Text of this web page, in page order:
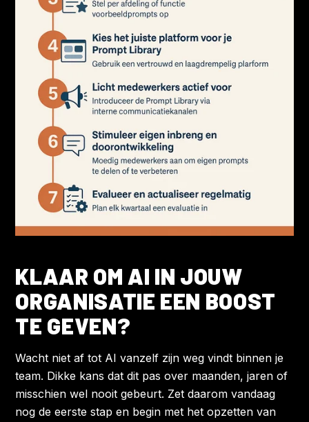
KLAAR OM AI IN JOUW
ORGANISATIE EEN BOOST
TE GEVEN?
Wacht niet af tot AI vanzelf zijn weg vindt binnen je
team. Dikke kans dat dit pas over maanden, jaren of
misschien wel nooit gebeurt. Zetdaaromvandaag
nog de eerste stap en begin met het opzetten van